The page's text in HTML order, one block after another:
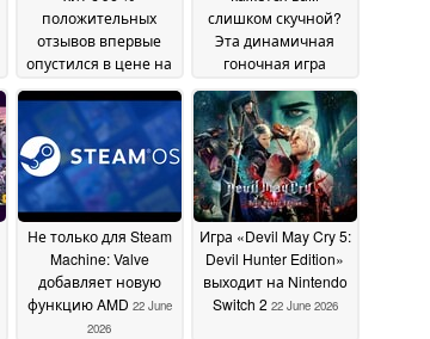
положительных
отзывов впервые
опустился в цене на
доллара 22 June 2026
слишком скучной?
Эта динамичная
гоночная игра
Steam по цене всего
3 доллара вместо 30
долларов22 June 2026
Не только для Steam
Machine: Valve
добавляет новую
функцию AMD 22 June
2026
Игра «Devil May Cry 5:
Devil Hunter Edition»
выходит на Nintendo
Switch 2 22 June 2026